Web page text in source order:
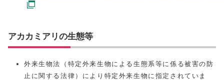
アカカミアリの生態等
外来生物法（特定外来生物による生態系等に係る被害の防
止に関する法律）により特定外来生物に指定されていま